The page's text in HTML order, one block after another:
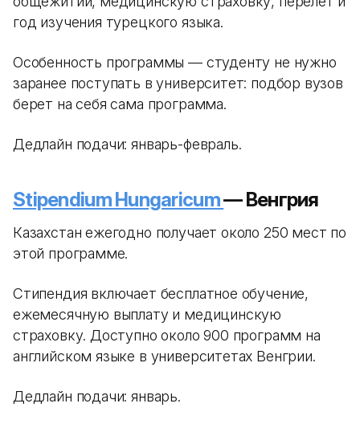
год изучения турецкого языка.
Особенность программы — студенту не нужно
заранее поступать в университет: подбор вузов
берет на себя сама программа.
Дедлайн подачи: январь-февраль.
Stipendium Hungaricum— Венгрия
Казахстан ежегодно получает около 250 мест по
этой программе.
Стипендия включает бесплатное обучение,
ежемесячную выплату и медицинскую
страховку. Доступно около 900 программ на
английском языке в университетах Венгрии.
Дедлайн подачи: январь.